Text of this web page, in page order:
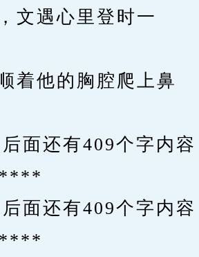
文遇心里登时一
他的胸腔爬上鼻
还有409个字内容
还有409个字内容